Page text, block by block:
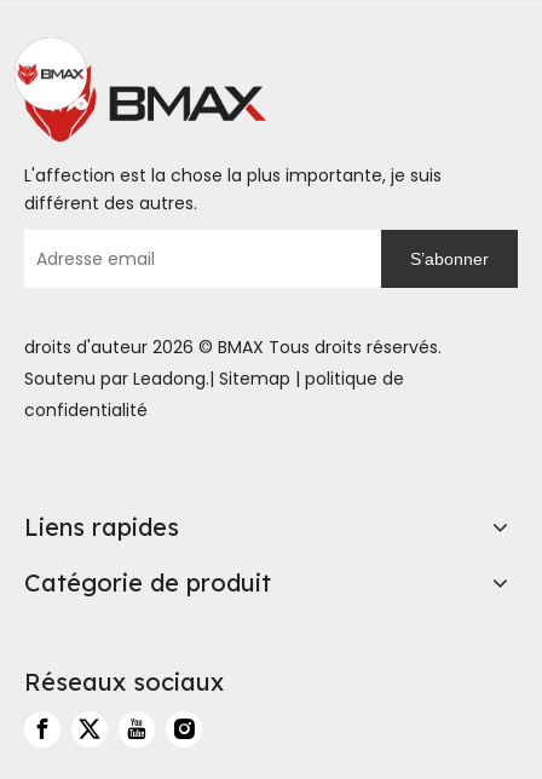
L'affection est la chose la plus importante, je suis
différent des autres.
S’abonner
droits d'auteur 2026 © BMAX Tous droits réservés.
Soutenu par Leadong.| Sitemap | politique de
confidentialité
Liens rapides
Catégorie de produit
Réseaux sociaux